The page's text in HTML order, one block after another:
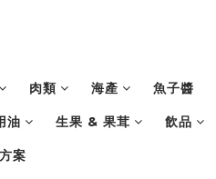
肉類 海產 魚子醬
油 生果 & 果茸 飲品
案